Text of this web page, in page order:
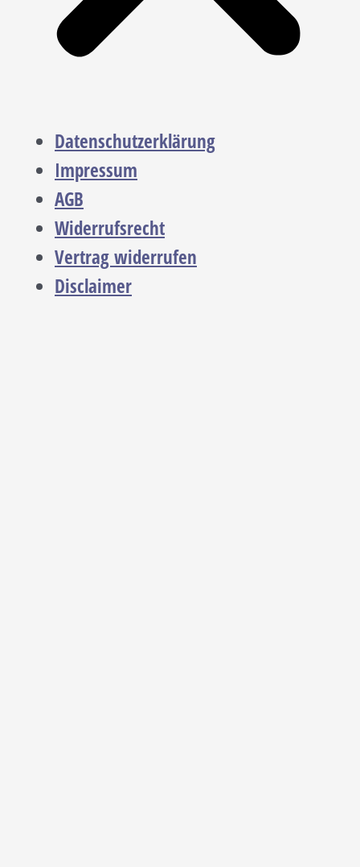
Datenschutzerklärung
Impressum
AGB
Widerrufsrecht
Vertrag widerrufen
Disclaimer